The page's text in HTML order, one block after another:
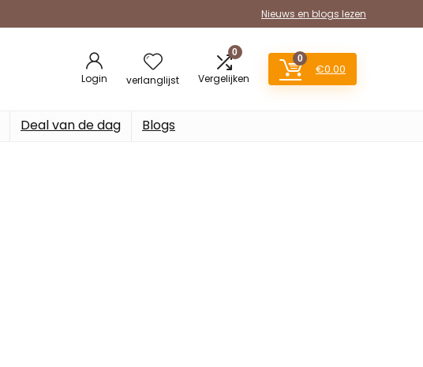
Nieuws en blogs lezen
Login verlanglijst
0
Vergelijken
0
€0.00
Deal van de dag Blogs